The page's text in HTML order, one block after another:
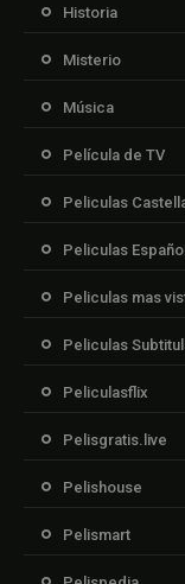
Historia
Misterio
Música
Película de TV
Peliculas
Peliculas
Peliculas mas
Peliculas
Peliculasflix
Pelisgratis.live
Pelishouse
Pelismart